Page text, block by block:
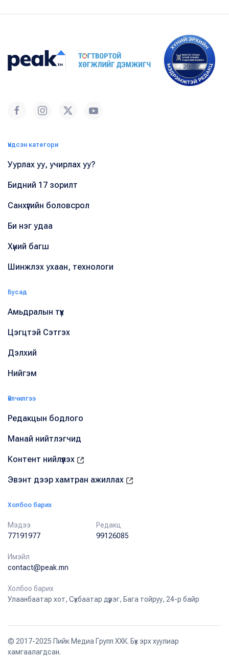
Үндсэн категори
Уурлах уу, учирлах уу?
Бидний 17 зорилт
Санхүүгийн боловсрол
Би нэг удаа
Хүний багш
Шинжлэх ухаан, технологи
Бусад
Амьдралын түүх
Цэгцтэй Сэтгэх
Дэлхий
Нийгэм
Үйлчилгээ
Редакцын бодлого
Манай нийтлэгчид
Контент нийлүүлэх
Эвэнт дээр хамтран ажиллах
Холбоо барих
Мэдээ
77191977
Редакц
99126085
Имэйл
contact@peak.mn
Холбоо барих
Улаанбаатар хот, Сүхбаатар дүүрэг, Бага тойруу, 24-р байр
© 2017-2025 Пийк Медиа Групп ХХК. Бүх эрх хуулиар
хамгаалагдсан.